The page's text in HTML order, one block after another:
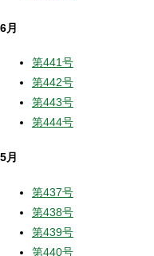
6月
第441号
第442号
第443号
第444号
5月
第437号
第438号
第439号
第440号